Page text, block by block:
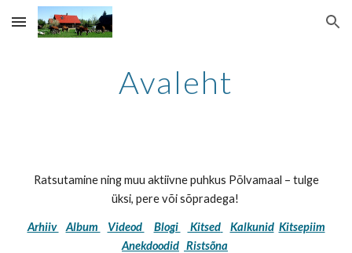
Skip to main content Skip to navigation
Avaleht
Ratsutamine ning muu aktiivne puhkus Põlvamaal – tulge
üksi, pere või sõpradega!
Arhiiv Album Videod Blogi Kitsed Kalkunid Kitsepiim
Anekdoodid Ristsõna